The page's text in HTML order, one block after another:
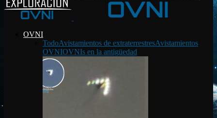
OVNI
TodoAvistamientos de extraterrestresAvistamientos
OVNIOVNIs en la antigüedad